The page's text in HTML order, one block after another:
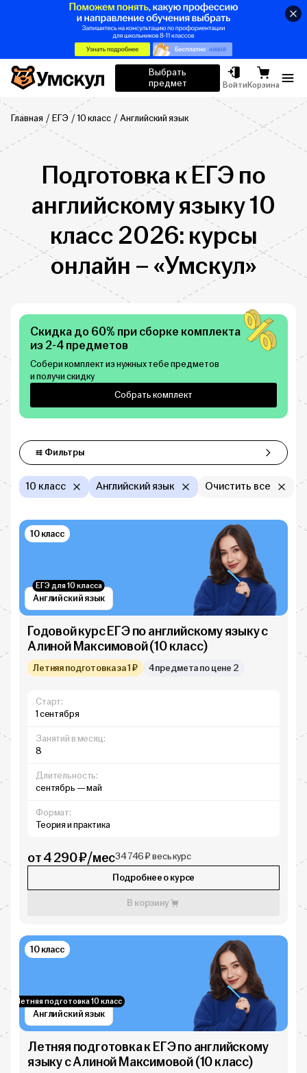
Умскул
Выбрать
предмет
ВойтиКорзина
Главная ЕГЭ 10 класс Английский язык
Подготовка к ЕГЭ по
английскому языку 10
класс 2026: курсы
онлайн – «Умскул»
Скидка до 60% при сборке комплекта
из 2-4 предметов
Собери комплект из нужных тебе предметов
и получи скидку
Собрать комплект
ФильтрыФильтры
10 класс Английский язык Очистить все
Английский язык
ЕГЭ для 10 класса
10 класс
Годовой курс ЕГЭ по английскому языку с
Алиной Максимовой (10 класс)
Летняя подготовка за 1 ₽ 4 предмета по цене 2
Старт:
1 сентября
Занятий в месяц:
8
Длительность:
сентябрь — май
Формат:
Теория и практика
от 4 290 ₽/мес34 746 ₽ весь курс
Подробнее о курсе
В корзину
Английский язык
Летняя подготовка 10 класс
10 класс
Летняя подготовка к ЕГЭ по английскому
языку с Алиной Максимовой (10 класс)